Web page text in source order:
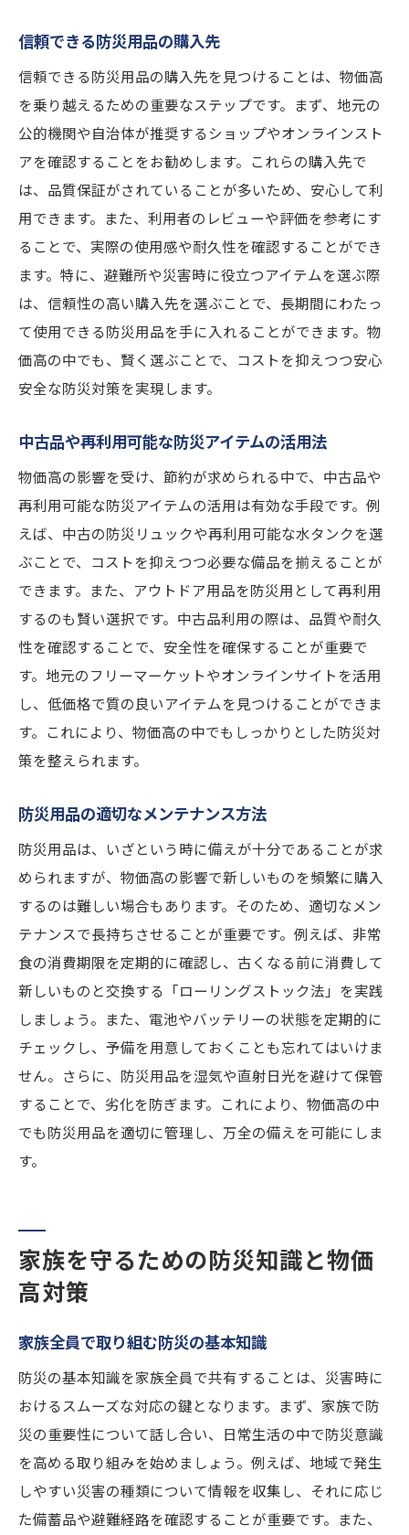
信頼できる防災用品の購入先
信頼できる防災用品の購入先を見つけることは、物価高
を乗り越えるための重要なステップです。まず、地元の
公的機関や自治体が推奨するショップやオンラインスト
アを確認することをお勧めします。これらの購入先で
は、品質保証がされていることが多いため、安心して利
用できます。また、利用者のレビューや評価を参考にす
ることで、実際の使用感や耐久性を確認することができ
ます。特に、避難所や災害時に役立つアイテムを選ぶ際
は、信頼性の高い購入先を選ぶことで、長期間にわたっ
て使用できる防災用品を手に入れることができます。物
価高の中でも、賢く選ぶことで、コストを抑えつつ安心
安全な防災対策を実現します。
中古品や再利用可能な防災アイテムの活用法
物価高の影響を受け、節約が求められる中で、中古品や
再利用可能な防災アイテムの活用は有効な手段です。例
えば、中古の防災リュックや再利用可能な水タンクを選
ぶことで、コストを抑えつつ必要な備品を揃えることが
できます。また、アウトドア用品を防災用として再利用
するのも賢い選択です。中古品利用の際は、品質や耐久
性を確認することで、安全性を確保することが重要で
す。地元のフリーマーケットやオンラインサイトを活用
し、低価格で質の良いアイテムを見つけることができま
す。これにより、物価高の中でもしっかりとした防災対
策を整えられます。
防災用品の適切なメンテナンス方法
防災用品は、いざという時に備えが十分であることが求
められますが、物価高の影響で新しいものを頻繁に購入
するのは難しい場合もあります。そのため、適切なメン
テナンスで長持ちさせることが重要です。例えば、非常
食の消費期限を定期的に確認し、古くなる前に消費して
新しいものと交換する「ローリングストック法」を実践
しましょう。また、電池やバッテリーの状態を定期的に
チェックし、予備を用意しておくことも忘れてはいけま
せん。さらに、防災用品を湿気や直射日光を避けて保管
することで、劣化を防ぎます。これにより、物価高の中
でも防災用品を適切に管理し、万全の備えを可能にしま
す。
家族を守るための防災知識と物価
高対策
家族全員で取り組む防災の基本知識
防災の基本知識を家族全員で共有することは、災害時に
おけるスムーズな対応の鍵となります。まず、家族で防
災の重要性について話し合い、日常生活の中で防災意識
を高める取り組みを始めましょう。例えば、地域で発生
しやすい災害の種類について情報を収集し、それに応じ
た備蓄品や避難経路を確認することが重要です。また、